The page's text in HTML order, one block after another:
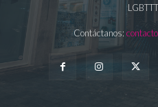
Contáctanos: